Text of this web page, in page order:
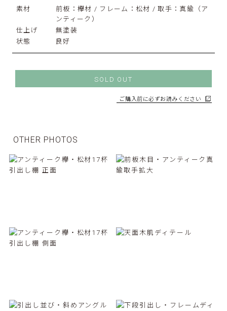
素材
前板：欅材 / フレーム：松材 / 取手：真鍮（ア
ンティーク）
仕上げ
無塗装
状態
良好
SOLD OUT
ご購入前に必ずお読みください
OTHER PHOTOS